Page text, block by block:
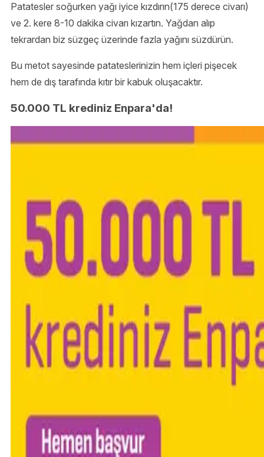
Patatesler soğurken yağı iyice kızdırın(175 derece civarı)
ve 2. kere 8-10 dakika civarı kızartın. Yağdan alıp
tekrardan biz süzgeç üzerinde fazla yağını süzdürün.
Bu metot sayesinde patateslerinizin hem içleri pişecek
hem de dış tarafında kıtır bir kabuk oluşacaktır.
50.000 TL krediniz Enpara'da!